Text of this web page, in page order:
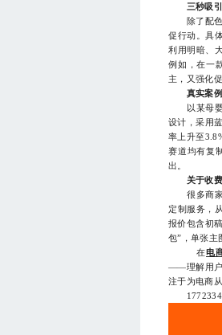
三秒吸
除了配色
促行动。具
利用明暗、
例如，在一
主，又强化
真实案
以某母婴
设计，采用
率上升至
赛道均有复
出。
关于收
很多商家
定制服务，
报价包含初
包”，单张主
在电
——理解用户
注于为电商